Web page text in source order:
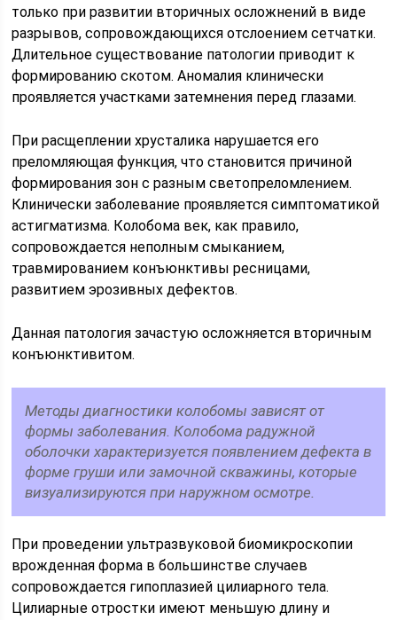
только при развитии вторичных осложнений в виде
разрывов, сопровождающихся отслоением сетчатки.
Длительное существование патологии приводит к
формированию скотом. Аномалия клинически
проявляется участками затемнения перед глазами.
При расщеплении хрусталика нарушается его
преломляющая функция, что становится причиной
формирования зон с разным светопреломлением.
Клинически заболевание проявляется симптоматикой
астигматизма. Колобома век, как правило,
сопровождается неполным смыканием,
травмированием конъюнктивы ресницами,
развитием эрозивных дефектов.
Данная патология зачастую осложняется вторичным
конъюнктивитом.
Методы диагностики колобомы зависят от
формы заболевания. Колобома радужной
оболочки характеризуется появлением дефекта в
форме груши или замочной скважины, которые
визуализируются при наружном осмотре.
При проведении ультразвуковой биомикроскопии
врожденная форма в большинстве случаев
сопровождается гипоплазией цилиарного тела.
Цилиарные отростки имеют меньшую длину и